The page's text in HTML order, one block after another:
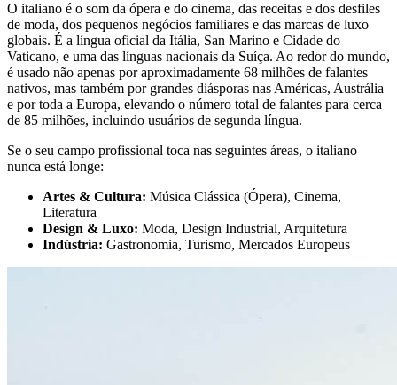
O italiano é o som da ópera e do cinema, das receitas e dos desfiles
de moda, dos pequenos negócios familiares e das marcas de luxo
globais. É a língua oficial da Itália, San Marino e Cidade do
Vaticano, e uma das línguas nacionais da Suíça. Ao redor do mundo,
é usado não apenas por aproximadamente 68 milhões de falantes
nativos, mas também por grandes diásporas nas Américas, Austrália
e por toda a Europa, elevando o número total de falantes para cerca
de 85 milhões, incluindo usuários de segunda língua.
Se o seu campo profissional toca nas seguintes áreas, o italiano
nunca está longe:
Artes & Cultura: Música Clássica (Ópera), Cinema,
Literatura
Design & Luxo: Moda, Design Industrial, Arquitetura
Indústria: Gastronomia, Turismo, Mercados Europeus